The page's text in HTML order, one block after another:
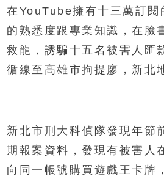
在YouTube擁有十三萬訂
的熟悉度跟專業知識，在臉
救龍，誘騙十五名被害人匯
循線至高雄市拘提廖，新北
新北市刑大科偵隊發現年節
期報案資料，發現有被害人
向同一帳號購買遊戲王卡牌